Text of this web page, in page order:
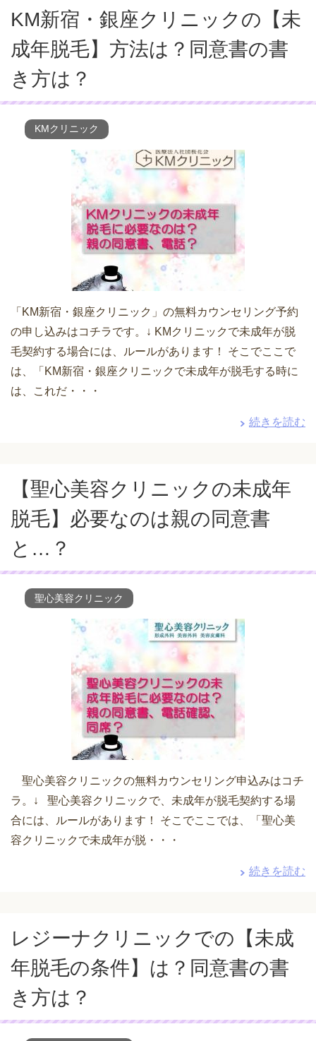
KM新宿・銀座クリニックの【未
成年脱毛】方法は？同意書の書
き方は？
KMクリニック
「KM新宿・銀座クリニック」の無料カウンセリング予約
の申し込みはコチラです。↓ KMクリニックで未成年が脱
毛契約する場合には、ルールがあります！ そこでここで
は、「KM新宿・銀座クリニックで未成年が脱毛する時に
は、これだ・・・
続きを読む
【聖心美容クリニックの未成年
脱毛】必要なのは親の同意書
と…？
聖心美容クリニック
聖心美容クリニックの無料カウンセリング申込みはコチ
ラ。↓ 聖心美容クリニックで、未成年が脱毛契約する場
合には、ルールがあります！ そこでここでは、「聖心美
容クリニックで未成年が脱・・・
続きを読む
レジーナクリニックでの【未成
年脱毛の条件】は？同意書の書
き方は？